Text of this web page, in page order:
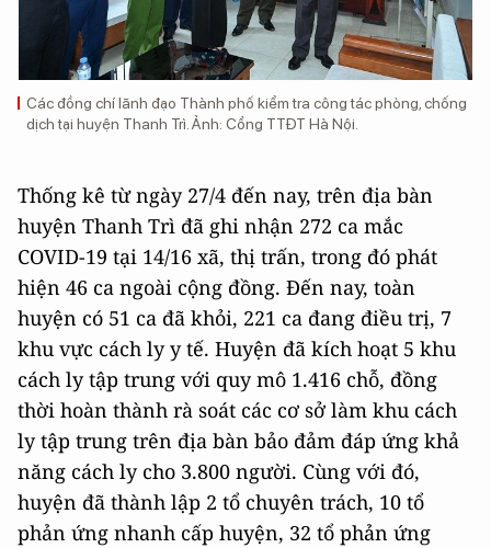
Các đồng chí lãnh đạo Thành phố kiểm tra công tác phòng, chống
dịch tại huyện Thanh Trì. Ảnh: Cổng TTĐT Hà Nội.
Thống kê từ ngày 27/4 đến nay, trên địa bàn
huyện Thanh Trì đã ghi nhận 272 ca mắc
COVID-19 tại 14/16 xã, thị trấn, trong đó phát
hiện 46 ca ngoài cộng đồng. Đến nay, toàn
huyện có 51 ca đã khỏi, 221 ca đang điều trị, 7
khu vực cách ly y tế. Huyện đã kích hoạt 5 khu
cách ly tập trung với quy mô 1.416 chỗ, đồng
thời hoàn thành rà soát các cơ sở làm khu cách
ly tập trung trên địa bàn bảo đảm đáp ứng khả
năng cách ly cho 3.800 người. Cùng với đó,
huyện đã thành lập 2 tổ chuyên trách, 10 tổ
phản ứng nhanh cấp huyện, 32 tổ phản ứng